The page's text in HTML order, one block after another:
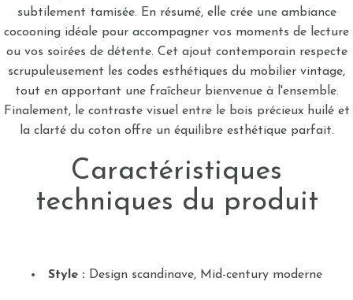
subtilement tamisée. En résumé, elle crée une ambiance
cocooning idéale pour accompagner vos moments de lecture
ou vos soirées de détente. Cet ajout contemporain respecte
scrupuleusement les codes esthétiques du mobilier vintage,
tout en apportant une fraîcheur bienvenue à l'ensemble.
Finalement, le contraste visuel entre le bois précieux huilé et
la clarté du coton offre un équilibre esthétique parfait.
Caractéristiques
techniques du produit
Style : Design scandinave, Mid-century moderne